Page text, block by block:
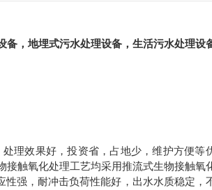
，地埋式污水处理设备，生活污水处理设
理效果好，投资省，占地少，维护方便等
触氧化处理工艺均采用推流式生物接触氧
强，耐冲击负荷性能好，出水水质稳定，